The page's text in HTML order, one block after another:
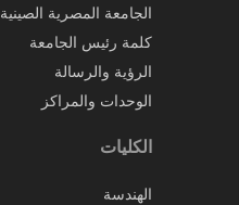
الجامعة المصرية الصينية
كلمة رئيس الجامعة
الرؤية والرسالة
الوحدات والمراكز
الكليات
الهندسة